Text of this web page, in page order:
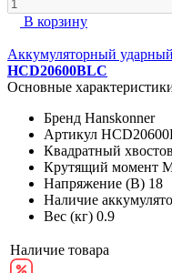
В корзину
Аккумуляторный
HCD20600BLC
Основные
Бренд Hanskonner
Артикул
Квадратный
Крутящий момент
Напряжение (В) 18
Наличие
Вес (кг) 0.9
Наличие товара